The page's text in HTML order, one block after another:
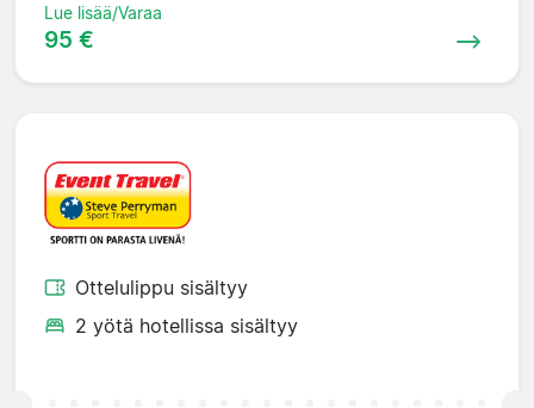
Lue lisää/Varaa
95 €
Ottelulippu sisältyy
2 yötä hotellissa sisältyy